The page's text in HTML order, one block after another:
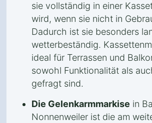
sie vollständig in einer
wird, wenn sie nicht in
Dadurch ist sie besonders
wetterbeständig.
ideal für Terrassen und
sowohl Funktionalität als
gefragt sind.
Die Gelenkarmmarkise in
Nonnenweiler ist die am